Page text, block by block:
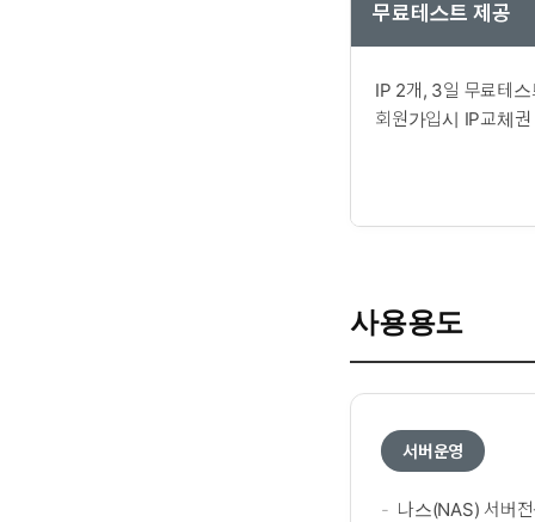
무료테스트 제공
IP 2개, 3일 무료테스
회원가입시 IP교체
사용용도
서버운영
나스(NAS) 서버